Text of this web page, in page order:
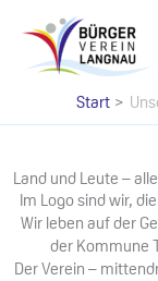
Inhalt
springen
Start
Land und Leute –
Im Logo sind wir,
Wir leben auf der
der Kommune
Der Verein –